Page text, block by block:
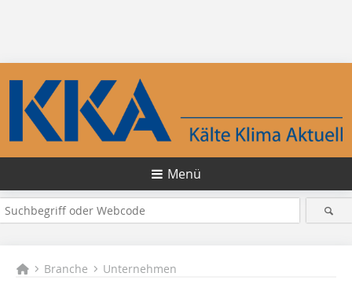
Menü
Branche Unternehmen